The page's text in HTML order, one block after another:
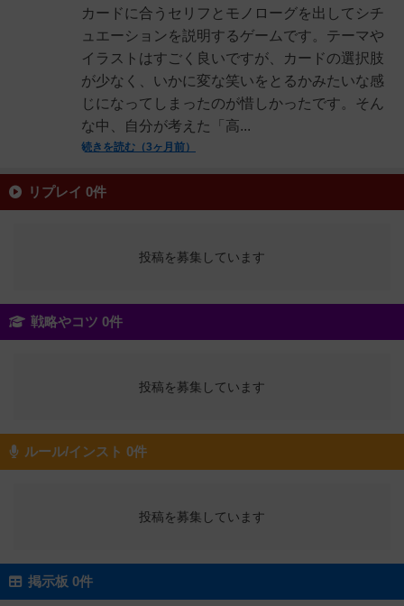
カードに合うセリフとモノローグを出してシチ
ュエーションを説明するゲームです。テーマや
イラストはすごく良いですが、カードの選択肢
が少なく、いかに変な笑いをとるかみたいな感
じになってしまったのが惜しかったです。そん
な中、自分が考えた「高...
続きを読む（3ヶ月前）
リプレイ 0件
投稿を募集しています
戦略やコツ 0件
投稿を募集しています
ルール/インスト 0件
投稿を募集しています
掲示板 0件